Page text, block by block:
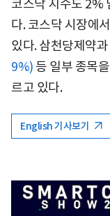
코스닥 지수도 2%
다. 코스닥 시장에
있다. 삼천당제약과
9%) 등 일부 종목
르고 있다.
English 기사보기